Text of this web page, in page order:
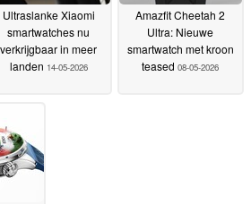
Ultraslanke Xiaomi
smartwatches nu
verkrijgbaar in meer
landen 14-05-2026
Amazfit Cheetah 2
Ultra: Nieuwe
smartwatch met kroon
teased 08-05-2026